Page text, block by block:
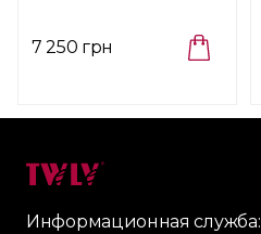
7 250 грн
Информационная служба: